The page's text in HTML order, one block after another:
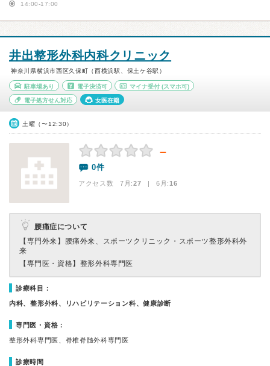
14:00-17:00
井出整形外科内科クリニック
神奈川県横浜市西区久保町（西横浜駅、保土ケ谷駅）
駐車場あり 電子決済可 マイナ受付 (スマホ可)
電子処方せん対応 女医在籍
土曜（〜12:30）
－
0件
アクセス数 7月:27 | 6月:16
腰痛症について
【専門外来】
腰痛外来、スポーツクリニック・スポーツ整形外科外
来
【専門医・資格】 整形外科専門医
診療科目：
内科、整形外科、リハビリテーション科、健康診断
専門医・資格：
整形外科専門医、脊椎脊髄外科専門医
診療時間